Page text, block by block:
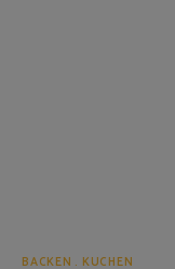
BACKEN KUCHEN